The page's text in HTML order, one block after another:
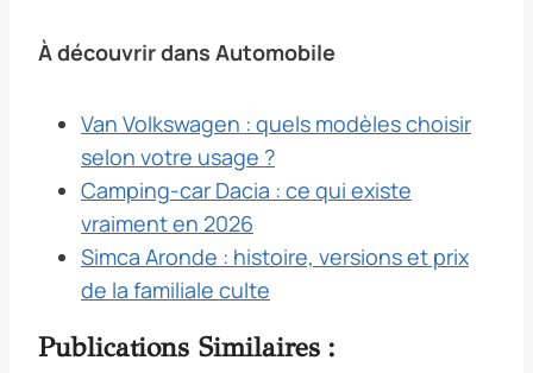
À découvrir dans Automobile
Van Volkswagen : quels modèles choisir
selon votre usage ?
Camping-car Dacia : ce qui existe
vraiment en 2026
Simca Aronde : histoire, versions et prix
de la familiale culte
Publications Similaires :